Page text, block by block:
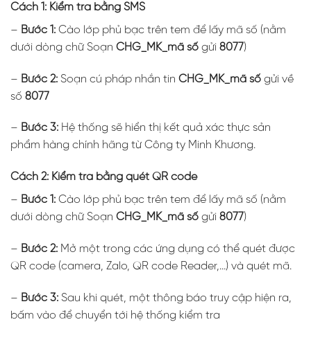
Cách 1: Kiểm tra bằng SMS
– Bước 1: Cào lớp phủ bạc trên tem để lấy mã số (nằm
dưới dòng chữ Soạn CHG_MK_mã số gửi 8077)
– Bước 2: Soạn cú pháp nhắn tin CHG_MK_mã số gửi về
số 8077
– Bước 3: Hệ thống sẽ hiển thị kết quả xác thực sản
phẩm hàng chính hãng từ Công ty Minh Khương.
Cách 2: Kiểm tra bằng quét QR code
– Bước 1: Cào lớp phủ bạc trên tem để lấy mã số (nằm
dưới dòng chữ Soạn CHG_MK_mã số gửi 8077)
– Bước 2: Mở một trong các ứng dụng có thể quét được
QR code (camera, Zalo, QR code Reader,…) và quét mã.
– Bước 3: Sau khi quét, một thông báo truy cập hiện ra,
bấm vào để chuyển tới hệ thống kiểm tra